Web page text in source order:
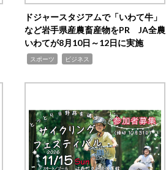
ドジャースタジアムで「いわて牛」
など岩手県産農畜産物をPR JA全農
いわてが8月10日～12日に実施
スポーツ ビジネス